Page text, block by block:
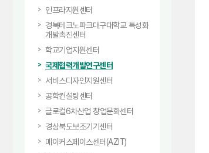
인프라지원센터
경북테크노파크대구대학교 특성화
개발촉진센터
학교기업지원센터
국제협력개발연구센터
서비스디자인지원센터
공학컨설팅센터
글로컬6차산업 창업문화센터
경상북도보조기기센터
메이커스페이스센터(AZIT)